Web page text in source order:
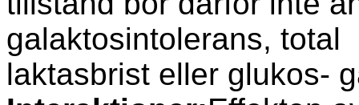
galaktosintolerans, total
laktasbrist eller glukos-